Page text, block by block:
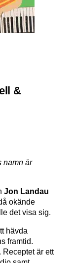
&
namn är
Jon Landau
okände
det visa sig.
hävda
framtid.
Receptet är ett